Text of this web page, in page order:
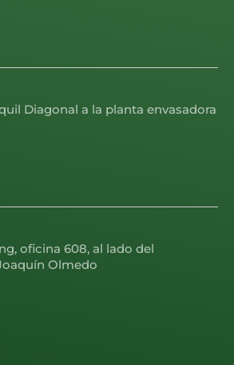
Diagonal a la planta envasadora
oficina 608, al lado del
Olmedo